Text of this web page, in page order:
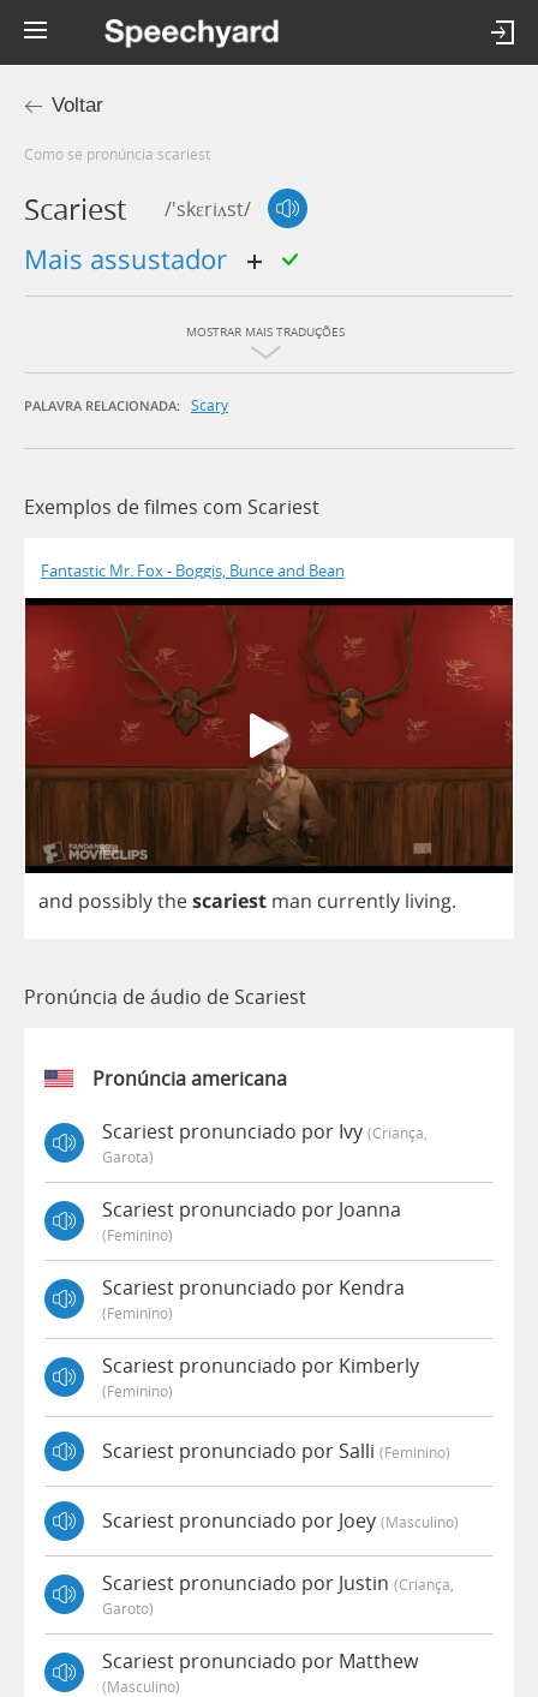
Voltar
Como se pronúncia scariest
Scariest /'skɛriʌst/
mais assustador
MOSTRAR MAIS TRADUÇÕES
PALAVRA RELACIONADA: Scary
Exemplos de filmes com Scariest
Fantastic Mr. Fox - Boggis, Bunce and Bean
and possiblythescariest man currently living.
Pronúncia de áudio de Scariest
Pronúncia americana
Scariest pronunciado por Ivy (criança,
Garota)
Scariest pronunciado por Joanna
(feminino)
Scariest pronunciado por Kendra
(feminino)
Scariest pronunciado por Kimberly
(feminino)
Scariest pronunciado por Salli (feminino)
Scariest pronunciado por Joey (masculino)
Scariest pronunciado por Justin (criança,
Garoto)
Scariest pronunciado por Matthew
(masculino)